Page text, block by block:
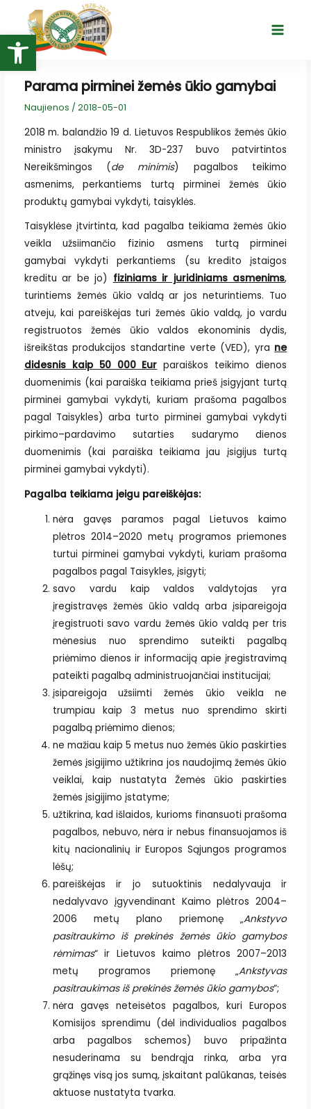
Open toolbar
turinio
Main
Parama pirminei žemės ūkio gamybai
Naujienos / 2018-05-01
2018 m. balandžio 19 d. Lietuvos Respublikos žemės ūkio
ministro įsakymu Nr. 3D-237 buvo patvirtintos
Nereikšmingos (de minimis) pagalbos teikimo
asmenims, perkantiems turtą pirminei žemės ūkio
produktų gamybai vykdyti, taisyklės.
Taisyklėse įtvirtinta, kad pagalba teikiama žemės ūkio
veikla užsiimančio fizinio asmens turtą pirminei
gamybai vykdyti perkantiems (su kredito įstaigos
kreditu ar be jo) fiziniams ir juridiniams asmenims,
turintiems žemės ūkio valdą ar jos neturintiems. Tuo
atveju, kai pareiškėjas turi žemės ūkio valdą, jo vardu
registruotos žemės ūkio valdos ekonominis dydis,
išreikštas produkcijos standartine verte (VED), yra ne
didesnis kaip 50 000 Eur paraiškos teikimo dienos
duomenimis (kai paraiška teikiama prieš įsigyjant turtą
pirminei gamybai vykdyti, kuriam prašoma pagalbos
pagal Taisykles) arba turto pirminei gamybai vykdyti
pirkimo–pardavimo sutarties sudarymo dienos
duomenimis (kai paraiška teikiama jau įsigijus turtą
pirminei gamybai vykdyti).
Pagalba teikiama jeigu pareiškėjas:
nėra gavęs paramos pagal Lietuvos kaimo
plėtros 2014–2020 metų programos priemones
turtui pirminei gamybai vykdyti, kuriam prašoma
pagalbos pagal Taisykles, įsigyti;
savo vardu kaip valdos valdytojas yra
įregistravęs žemės ūkio valdą arba įsipareigoja
įregistruoti savo vardu žemės ūkio valdą per tris
mėnesius nuo sprendimo suteikti pagalbą
priėmimo dienos ir informaciją apie įregistravimą
pateikti pagalbą administruojančiai institucijai;
įsipareigoja užsiimti žemės ūkio veikla ne
trumpiau kaip 3 metus nuo sprendimo skirti
pagalbą priėmimo dienos;
ne mažiau kaip 5 metus nuo žemės ūkio paskirties
žemės įsigijimo užtikrina jos naudojimą žemės ūkio
veiklai, kaip nustatyta Žemės ūkio paskirties
žemės įsigijimo įstatyme;
užtikrina, kad išlaidos, kurioms finansuoti prašoma
pagalbos, nebuvo, nėra ir nebus finansuojamos iš
kitų nacionalinių ir Europos Sąjungos programos
lėšų;
pareiškėjas ir jo sutuoktinis nedalyvauja ir
nedalyvavo įgyvendinant Kaimo plėtros 2004–
2006 metų plano priemonę „Ankstyvo
pasitraukimo iš prekinės žemės ūkio gamybos
rėmimas“ ir Lietuvos kaimo plėtros 2007–2013
metų programos priemonę „Ankstyvas
pasitraukimas iš prekinės žemės ūkio gamybos“;
nėra gavęs neteisėtos pagalbos, kuri Europos
Komisijos sprendimu (dėl individualios pagalbos
arba pagalbos schemos) buvo pripažinta
nesuderinama su bendrąja rinka, arba yra
grąžinęs visą jos sumą, įskaitant palūkanas, teisės
aktuose nustatyta tvarka.